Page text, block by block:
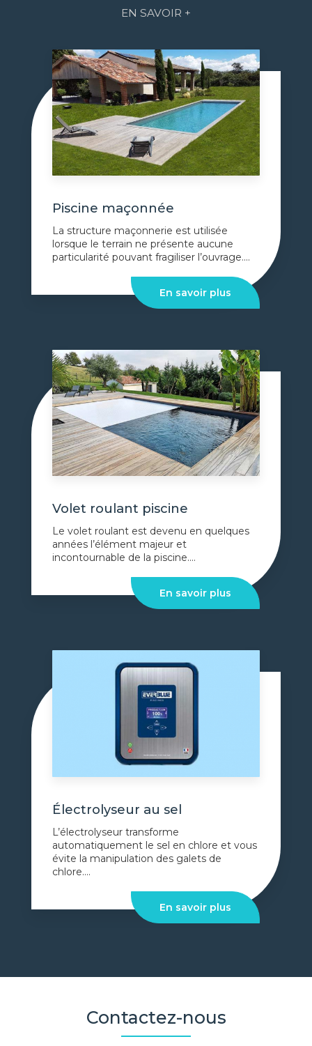
EN SAVOIR +
Piscine maçonnée
La structure maçonnerie est utilisée
lorsque le terrain ne présente aucune
particularité pouvant fragiliser l’ouvrage....
En savoir plus
Volet roulant piscine
Le volet roulant est devenu en quelques
années l’élément majeur et
incontournable de la piscine....
En savoir plus
Électrolyseur au sel
L’électrolyseur transforme
automatiquement le sel en chlore et vous
évite la manipulation des galets de
chlore....
En savoir plus
Contactez-nous